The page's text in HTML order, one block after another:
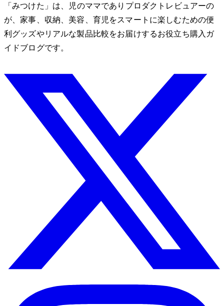
「みつけた」は、2児のママでありプロダクトレビュアーのMio
が、家事、収納、美容、育児をスマートに楽しむための便
利グッズやリアルな製品比較をお届けするお役立ち購入ガ
イドブログです。